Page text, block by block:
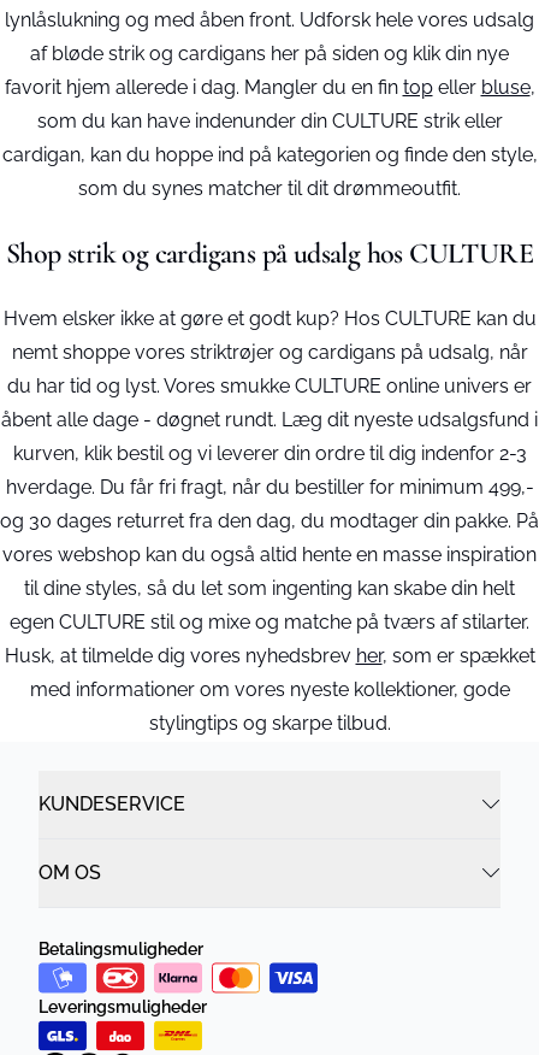
lynlåslukning og med åben front. Udforsk hele vores udsalg
af bløde strik og cardigans her på siden og klik din nye
favorit hjem allerede i dag. Mangler du en fin topeller bluse,
som du kan have indenunder din CULTURE strik eller
cardigan, kan du hoppe ind på kategorien og finde den style,
som du synes matcher til dit drømmeoutfit.
Shop strik og cardigans på udsalg hos CULTURE
Hvem elsker ikke at gøre et godt kup? Hos CULTURE kan du
nemt shoppe vores striktrøjer og cardigans på udsalg, når
du har tid og lyst. Vores smukke CULTURE online univers er
åbent alle dage - døgnet rundt. Læg dit nyeste udsalgsfund i
kurven, klik bestil og vi leverer din ordre til dig indenfor 2-3
hverdage. Du får fri fragt, når du bestiller for minimum 499,-
og 30 dages returret fra den dag, du modtager din pakke. På
vores webshop kan du også altid hente en masse inspiration
til dine styles, så du let som ingenting kan skabe din helt
egen CULTURE stil og mixe og matche på tværs af stilarter.
Husk, at tilmelde dig vores nyhedsbrev her, som er spækket
med informationer om vores nyeste kollektioner, gode
stylingtips og skarpe tilbud.
KUNDESERVICE
OM OS
Betalingsmuligheder
Leveringsmuligheder